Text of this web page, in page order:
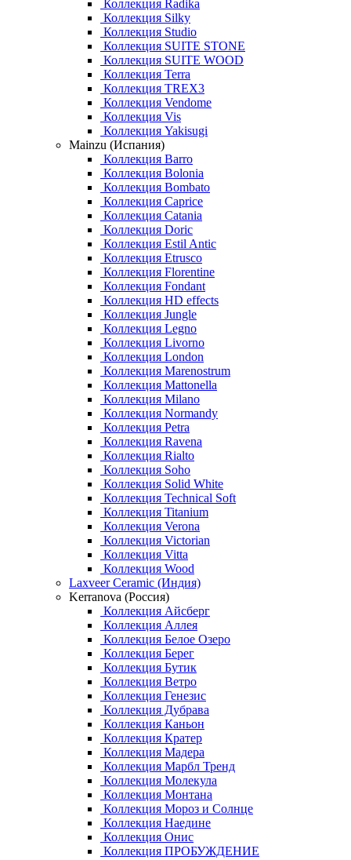
Коллекция Radika
Коллекция Silky
Коллекция Studio
Коллекция SUITE STONE
Коллекция SUITE WOOD
Коллекция Terra
Коллекция TREX3
Коллекция Vendome
Коллекция Vis
Коллекция Yakisugi
Mainzu (Испания)
Коллекция Barro
Коллекция Bolonia
Коллекция Bombato
Коллекция Caprice
Коллекция Catania
Коллекция Doric
Коллекция Estil Antic
Коллекция Etrusco
Коллекция Florentine
Коллекция Fondant
Коллекция HD effects
Коллекция Jungle
Коллекция Legno
Коллекция Livorno
Коллекция London
Коллекция Marenostrum
Коллекция Mattonella
Коллекция Milano
Коллекция Normandy
Коллекция Petra
Коллекция Ravena
Коллекция Rialto
Коллекция Soho
Коллекция Solid White
Коллекция Technical Soft
Коллекция Titanium
Коллекция Verona
Коллекция Victorian
Коллекция Vitta
Коллекция Wood
Laxveer Ceramic (Индия)
Kerranova (Россия)
Коллекция Айсберг
Коллекция Аллея
Коллекция Белое Озеро
Коллекция Берег
Коллекция Бутик
Коллекция Ветро
Коллекция Генезис
Коллекция Дубрава
Коллекция Каньон
Коллекция Кратер
Коллекция Мадера
Коллекция Марбл Тренд
Коллекция Молекула
Коллекция Монтана
Коллекция Мороз и Солнце
Коллекция Наедине
Коллекция Онис
Коллекция ПРОБУЖДЕНИЕ